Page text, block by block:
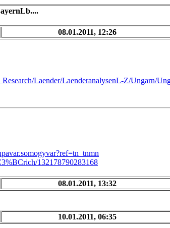
08.01.2011, 12:26
Laender/LaenderanalysenL-Z/Ungarn/
132178790283168
08.01.2011, 13:32
10.01.2011, 06:35